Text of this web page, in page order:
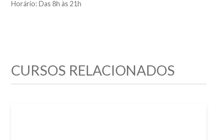
Horário: Das 8h às 21h
CURSOS RELACIONADOS